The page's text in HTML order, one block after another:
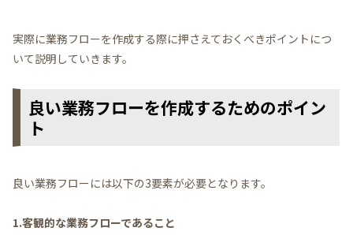
実際に業務フローを作成する際に押さえておくべきポイントにつ
いて説明していきます。
良い業務フローを作成するためのポイン
ト
良い業務フローには以下の3要素が必要となります。
1.客観的な業務フローであること